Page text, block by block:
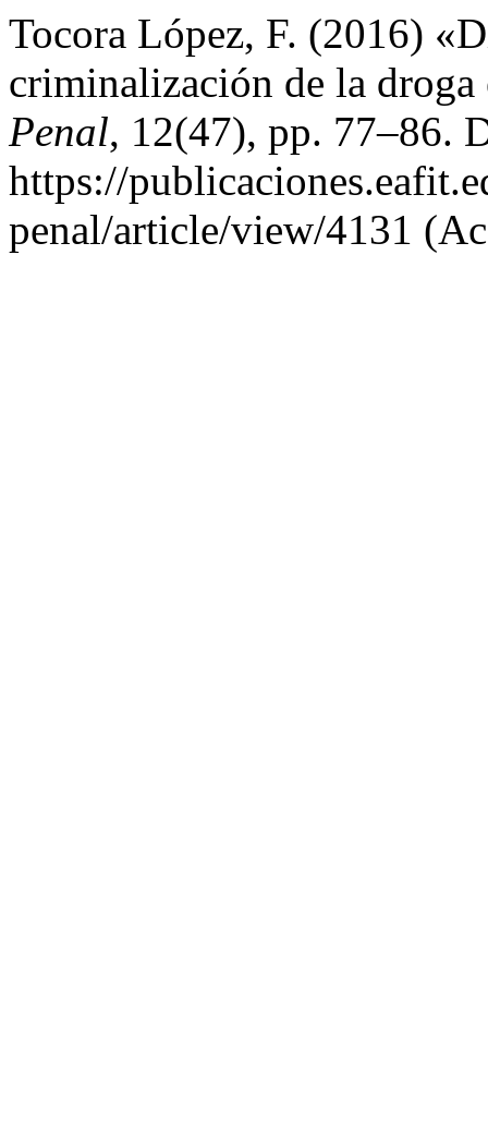
Tocora López, F. (2016)
criminalización de la
Penal, 12(47), pp. 77–86.
https://
penal/article/view/4131